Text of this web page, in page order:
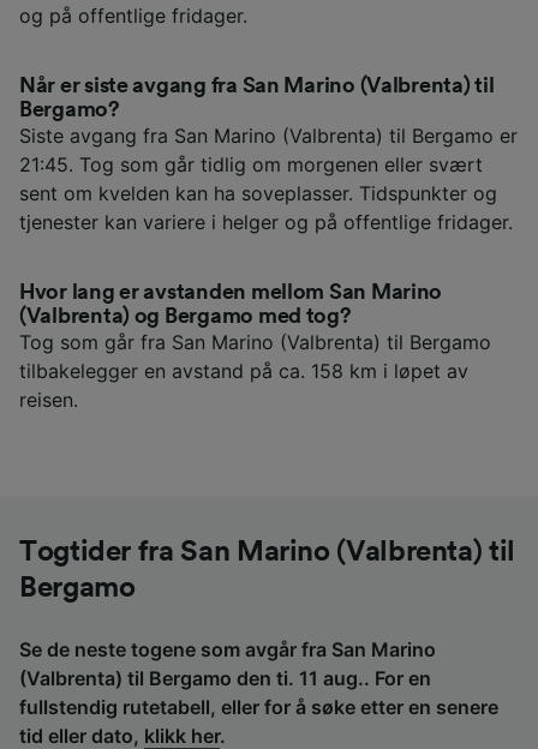
og på offentlige fridager.
Når er siste avgang fra San Marino (Valbrenta) til
Bergamo?
Siste avgang fra San Marino (Valbrenta) til Bergamo er
21:45. Tog som går tidlig om morgenen eller svært
sent om kvelden kan ha soveplasser. Tidspunkter og
tjenester kan variere i helger og på offentlige fridager.
Hvor lang er avstanden mellom San Marino
(Valbrenta) og Bergamo med tog?
Tog som går fra San Marino (Valbrenta) til Bergamo
tilbakelegger en avstand på ca. 158 km i løpet av
reisen.
Togtider fra San Marino (Valbrenta) til
Bergamo
Se de neste togene som avgår fra San Marino
(Valbrenta) til Bergamo den ti. 11 aug.. For en
fullstendig rutetabell, eller for å søke etter en senere
tid eller dato, klikk her.